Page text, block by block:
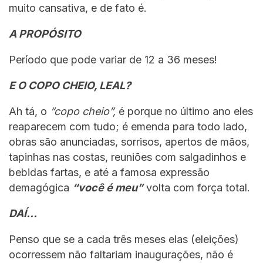
muito cansativa, e de fato é.
A PROPÓSITO
Período que pode variar de 12 a 36 meses!
E O COPO CHEIO, LEAL?
Ah tá, o “copo cheio”, é porque no último ano eles
reaparecem com tudo; é emenda para todo lado,
obras são anunciadas, sorrisos, apertos de mãos,
tapinhas nas costas, reuniões com salgadinhos e
bebidas fartas, e até a famosa expressão
demagógica “você é meu”volta com força total.
DAÍ…
Penso que se a cada três meses elas (eleições)
ocorressem não faltariam inaugurações, não é